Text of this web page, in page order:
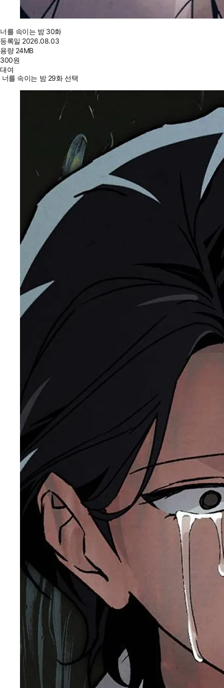
너를 속이는 밤 30화
등록일 2026.08.03
용량 24MB
300원
대여
너를 속이는 밤 29화 선택